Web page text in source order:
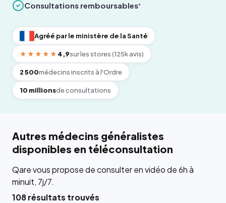
Consultations remboursables*
Agréé par le ministère de la Santé
★★★★★ 4,9sur les stores (125k avis)
2 500médecins inscrits à l'Ordre
10 millionsde consultations
Autres médecins généralistes
disponibles en téléconsultation
Qare vous propose de consulter en vidéo de 6h à
minuit, 7j/7.
108 résultats trouvés